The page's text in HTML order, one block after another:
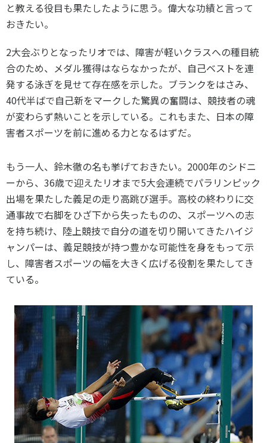
と教える役目も果たしたように思う。偉大な功績と言って
おきたい。
2大会ぶりとなったリオでは、障害が軽いクラスへの種目統
合のため、メダル獲得はならなかったが、自己ベストを連
発する泳ぎを見せて存在感を示した。ブランクをはさみ、
40代半ばで自己新をマークした驚異の奮闘は、競技者の魂
が変わらず熱いことを示している。これもまた、日本の障
害者スポーツを前に進める力となるはずだ。
もう一人、鈴木徹の名も挙げておきたい。2000年のシドニ
ーから、36歳で迎えたリオまで5大会連続でパラリンピック
出場を果たした義足の走り高跳び選手。高校の終わりに交
通事故で右脚をひざ下から失ったものの、スポーツへの志
を持ち続け、陸上競技で自分の道を切り開いてきたハイジ
ャンパーは、義足競技が持つ豊かな可能性を身をもって示
し、障害者スポーツの幅を大きく広げる役割を果たしてき
ている。